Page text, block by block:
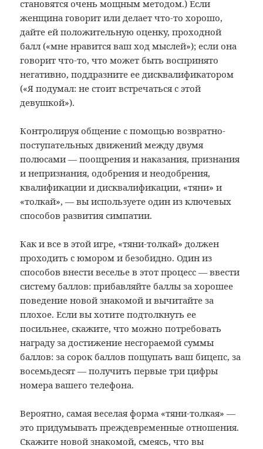
становятся очень мощным методом.) Если
женщина говорит или делает что-то хорошо,
дайте ей положительную оценку, проходной
балл («мне нравится ваш ход мыслей»); если она
говорит что-то, что может быть воспринято
негативно, поддразните ее дисквалификатором
(«Я подумал: не стоит встречаться с этой
девушкой»).
Контролируя общение с помощью возвратно-
поступательных движений между двумя
полюсами — поощрения и наказания, признания
и непризнания, одобрения и неодобрения,
квалификации и дисквалификации, «тяни» и
«толкай», — вы используете один из ключевых
способов развития симпатии.
Как и все в этой игре, «тяни-толкай» должен
проходить с юмором и безобидно. Один из
способов внести веселье в этот процесс — ввести
систему баллов: прибавляйте баллы за хорошее
поведение новой знакомой и вычитайте за
плохое. Если вы хотите подтолкнуть ее
посильнее, скажите, что можно потребовать
награду за достижение несгораемой суммы
баллов: за сорок баллов пощупать ваш бицепс, за
восемьдесят — получить первые три цифры
номера вашего телефона.
Вероятно, самая веселая форма «тяни-толкая» —
это придумывать преждевременные отношения.
Скажите новой знакомой, смеясь, что вы